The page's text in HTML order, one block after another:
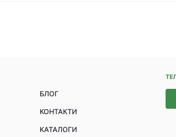
БЛОГ
КОНТАКТИ
КАТАЛОГИ